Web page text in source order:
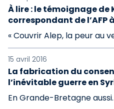
À lire : le témoignage
correspondant de l’AFP
« Couvrir Alep, la peur au
15 avril 2016
La fabrication du
l’inévitable guerre en
En Grande-Bretagne aussi.